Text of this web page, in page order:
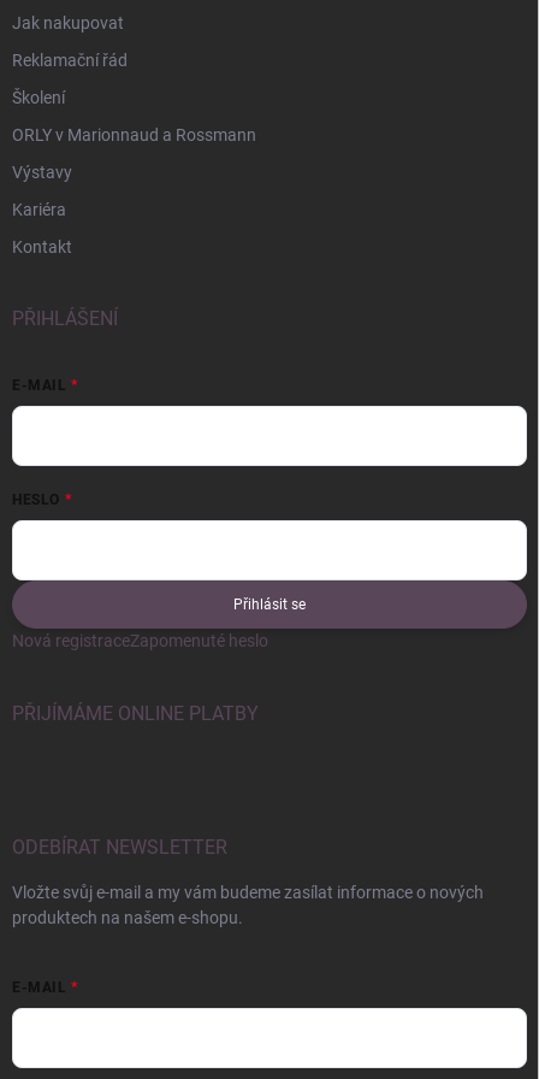
Jak nakupovat
Reklamační řád
Školení
ORLY v Marionnaud a Rossmann
Výstavy
Kariéra
Kontakt
PŘIHLÁŠENÍ
E-MAIL
HESLO
Přihlásit se
Nová registraceZapomenuté heslo
PŘIJÍMÁME ONLINE PLATBY
ODEBÍRAT NEWSLETTER
Vložte svůj e-mail a my vám budeme zasílat informace o nových
produktech na našem e-shopu.
E-MAIL